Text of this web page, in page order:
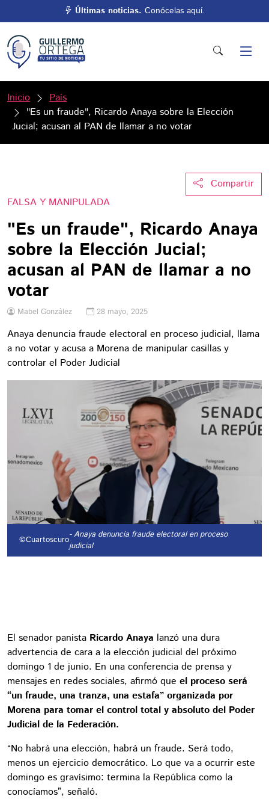
Últimas noticias. Conócelas aquí.
Inicio
País
"Es un fraude", Ricardo Anaya sobre la Elección
Jucial; acusan al PAN de llamar a no votar
Compartir
FALSA Y MANIPULADA
"Es un fraude", Ricardo Anaya
sobre la Elección Jucial;
acusan al PAN de llamar a no
votar
Mabel González 28 mayo, 2025
Anaya denuncia fraude electoral en proceso judicial, llama
a no votar y acusa a Morena de manipular casillas y
controlar el Poder Judicial
©Cuartoscuro- Anaya denuncia fraude electoral en proceso
judicial
El senador panista Ricardo Anaya lanzó una dura
advertencia de cara a la elección judicial del próximo
domingo 1 de junio. En una conferencia de prensa y
mensajes en redes sociales, afirmó que el proceso será
“un fraude, una tranza, una estafa” organizada por
Morena para tomar el control total y absoluto del Poder
Judicial de la Federación.
“No habrá una elección, habrá un fraude. Será todo,
menos un ejercicio democrático. Lo que va a ocurrir este
domingo es gravísimo: termina la República como la
conocíamos”, señaló.